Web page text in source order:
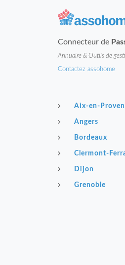
Connecteur de
Annuaire & Outils de
Contactez assohome
Aix-en-
Angers
Bordeaux
Clermont-
Dijon
Grenoble